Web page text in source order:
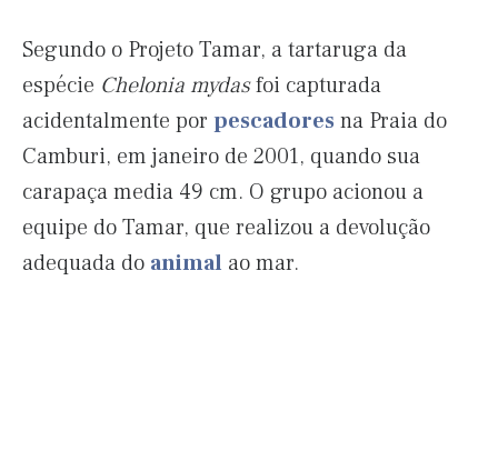
Segundo o Projeto Tamar, a tartaruga da
espécie Chelonia mydasfoi capturada
acidentalmente por pescadores na Praia do
Camburi, em janeiro de 2001, quando sua
carapaça media 49 cm. O grupo acionou a
equipe do Tamar, que realizou a devolução
adequada do animal ao mar.